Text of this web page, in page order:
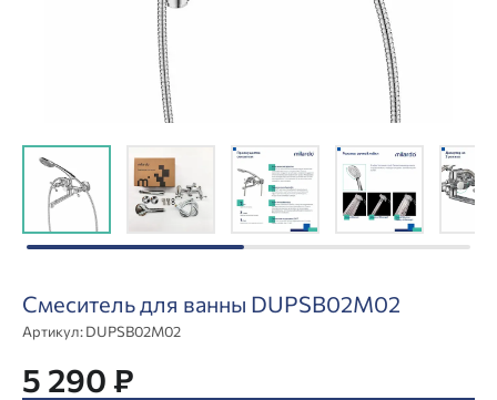
Смеситель для ванны DUPSB02M02
Артикул:DUPSB02M02
5 290 ₽